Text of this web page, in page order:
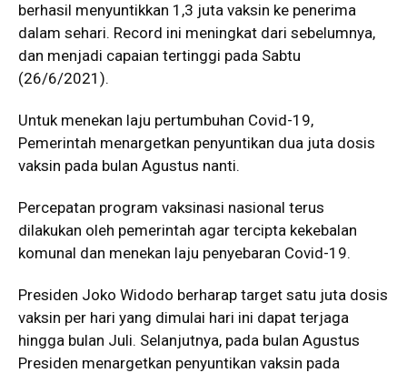
berhasil menyuntikkan 1,3 juta vaksin ke penerima
dalam sehari. Record ini meningkat dari sebelumnya,
dan menjadi capaian tertinggi pada Sabtu
(26/6/2021).
Untuk menekan laju pertumbuhan Covid-19,
Pemerintah menargetkan penyuntikan dua juta dosis
vaksin pada bulan Agustus nanti.
Percepatan program vaksinasi nasional terus
dilakukan oleh pemerintah agar tercipta kekebalan
komunal dan menekan laju penyebaran Covid-19.
Presiden Joko Widodo berharap target satu juta dosis
vaksin per hari yang dimulai hari ini dapat terjaga
hingga bulan Juli. Selanjutnya, pada bulan Agustus
Presiden menargetkan penyuntikan vaksin pada